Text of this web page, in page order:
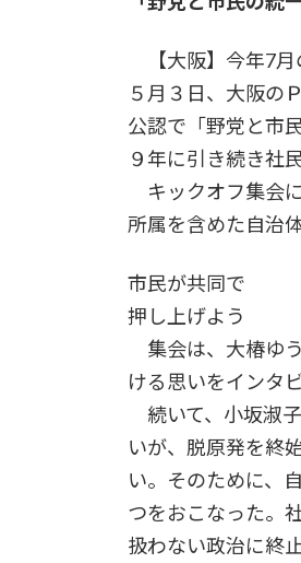
【大阪】今年7月
５月３日、大阪の
公認で「野党と市
９年に引き続き社
キックオフ集会
所属を含めた自治
市民が共同で
押し上げよう
集会は、大椿ゆ
ける思いをインタ
続いて、小坂淑
いが、脱原発を終
い。そのために、
つをおこなった。
扱わない政治に終